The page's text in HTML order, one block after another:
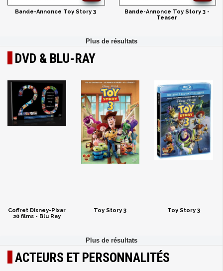
Bande-Annonce Toy Story 3
Bande-Annonce Toy Story 3 -
Teaser
DVD & BLU-RAY
Coffret Disney-Pixar
20 films - Blu Ray
Toy Story 3 Toy Story 3
ACTEURS ET PERSONNALITÉS